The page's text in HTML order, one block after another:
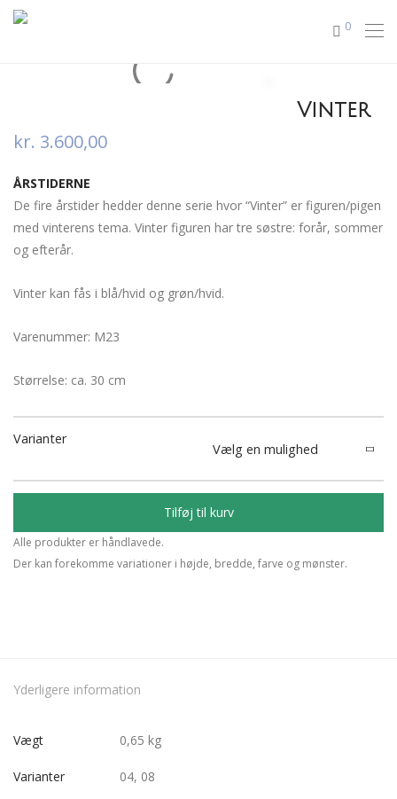
0
Vinter
kr. 3.600,00
ÅRSTIDERNE
De fire årstider hedder denne serie hvor “Vinter” er figuren/pigen
med vinterens tema. Vinter figuren har tre søstre: forår, sommer
og efterår.
Vinter kan fås i blå/hvid og grøn/hvid.
Varenummer: M23
Størrelse: ca. 30 cm
Varianter
Tilføj til kurv
Alle produkter er håndlavede.
Der kan forekomme variationer i højde, bredde, farve og mønster.
Yderligere information
Vægt 0,65 kg
Varianter 04, 08